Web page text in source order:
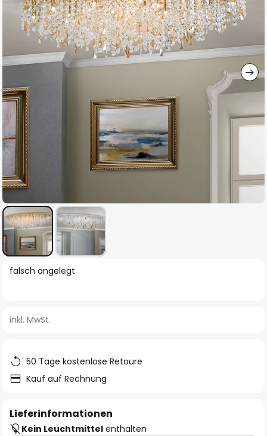
springen
Zum
springen
falsch angelegt
inkl. MwSt.
50 Tage kostenlose Retoure
Kauf auf Rechnung
Lieferinformationen
Kein Leuchtmittel enthalten